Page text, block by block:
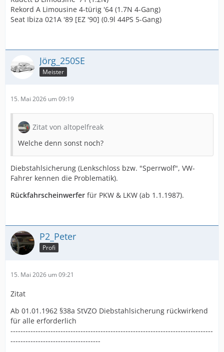
Rekord A Limousine 4-türig '64 (1.7N 4-Gang)
Seat Ibiza 021A '89 [EZ '90] (0.9l 44PS 5-Gang)
Jörg_250SE
Meister
15. Mai 2026 um 09:19
Zitat von altopelfreak
Welche denn sonst noch?
Diebstahlsicherung (Lenkschloss bzw. "Sperrwolf", VW-
Fahrer kennen die Problematik).
Rückfahrscheinwerfer für PKW & LKW (ab 1.1.1987).
P2_Peter
Profi
15. Mai 2026 um 09:21
Zitat
Ab 01.01.1962 §38a StVZO Diebstahlsicherung rückwirkend
für alle erforderlich
---------------------------------------------------------------------------------
------------------------------------